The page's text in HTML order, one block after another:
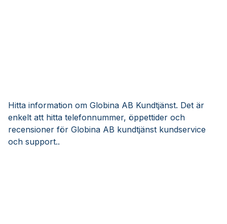
Hitta information om Globina AB Kundtjänst. Det är
enkelt att hitta telefonnummer, öppettider och
recensioner för Globina AB kundtjänst kundservice
och support..